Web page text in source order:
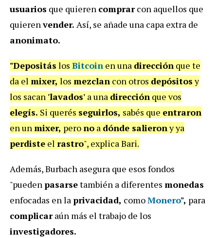
usuarios que quieren comprarcon aquellos que
quierenvender. Así, se añade una capa extra de
anonimato.
"Depositás los Bitcoin en una dirección que te
da el mixer, los mezclan con otros depósitosy
los sacan 'lavados' a una dirección que vos
elegís. Si querés seguirlos, sabés que entraron
en unmixer, perono a dónde salierony ya
perdiste el rastro", explica Bari.
Además, Burbach asegura que esos fondos
"puedenpasarsetambién a diferentes monedas
enfocadas en laprivacidad, comoMonero", para
complicaraún más el trabajo de los
investigadores.